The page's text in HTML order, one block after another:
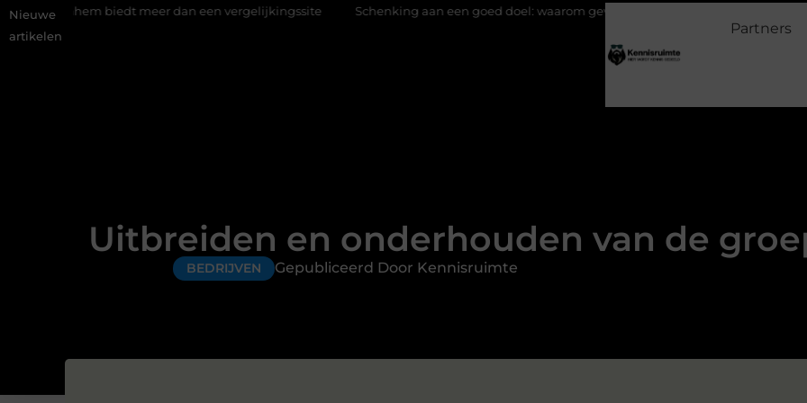
Nieuwe
artikelen
meer dan een vergelijkingssite Schenking aan een goed doel: waarom geven belangrijk is en hoe het werkt
Partners
Uitbreiden en onderhouden van de
BEDRIJVEN Gepubliceerd Door Kennisruimte